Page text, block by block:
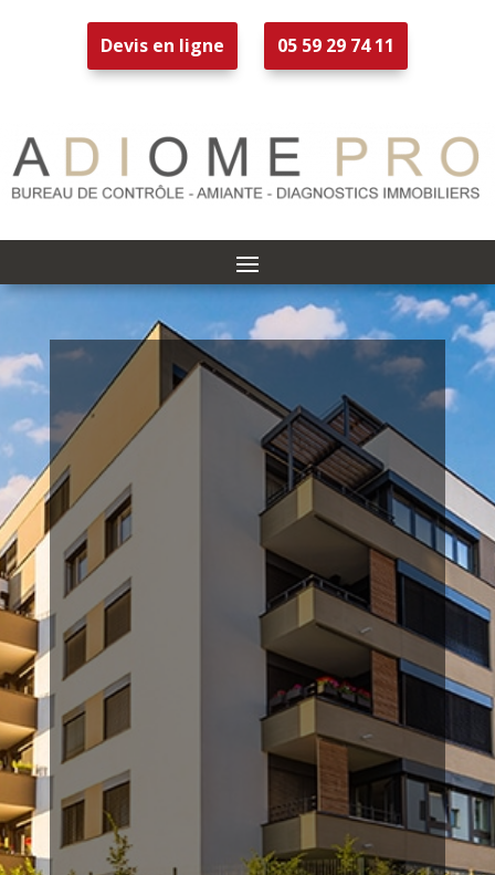
Devis en ligne 05 59 29 74 11
Diagnostic
Technique
Global à
Roanne
Dans certains cas, le Diagnostic Technique
Global (DTG) est une obligation légale. Cela
concerne la mise en copropriété, la division en
plusieurs lots privatifs et communs d’un
immeuble, ainsi que la demande de
l’administration lorsque la copropriété
présente des désordres en termes de sécurité.
Le DTG contient des informations sur l’état de